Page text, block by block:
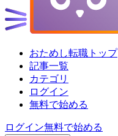
おためし転職トップ
記事一覧
カテゴリ
ログイン
無料で始める
ログイン無料で始める